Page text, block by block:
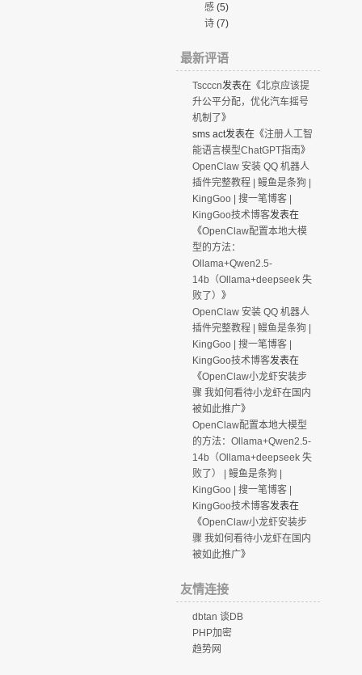
感(5)
诗(7)
最新评语
Tscccn发表在《北京应该提
升公平分配，优化汽车摇号
机制了》
sms act发表在《注册人工智
能语言模型ChatGPT指南》
OpenClaw 安装 QQ 机器人
插件完整教程 | 鳗鱼是条狗 |
KingGoo | 搜一笔博客 |
KingGoo技术博客发表在
《OpenClaw配置本地大模
型的方法：
Ollama+Qwen2.5-
14b（Ollama+deepseek 失
败了）
》
OpenClaw 安装 QQ 机器人
插件完整教程 | 鳗鱼是条狗 |
KingGoo | 搜一笔博客 |
KingGoo技术博客发表在
《OpenClaw小龙虾安装步
骤 我如何看待小龙虾在国内
被如此推广》
OpenClaw配置本地大模型
的方法：Ollama+Qwen2.5-
14b（Ollama+deepseek 失
败了） | 鳗鱼是条狗 |
KingGoo | 搜一笔博客 |
KingGoo技术博客发表在
《OpenClaw小龙虾安装步
骤 我如何看待小龙虾在国内
被如此推广》
友情连接
dbtan 谈DB
PHP加密
趋势网